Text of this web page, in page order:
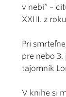
v nebi“ –
XXIII. z
Pri
pre nebo 3.
tajomník
V knihe si